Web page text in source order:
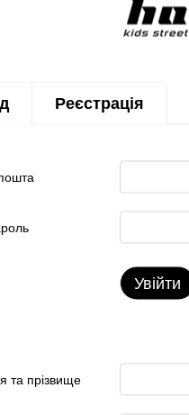
Реєстрація
Увійти
та прізвище